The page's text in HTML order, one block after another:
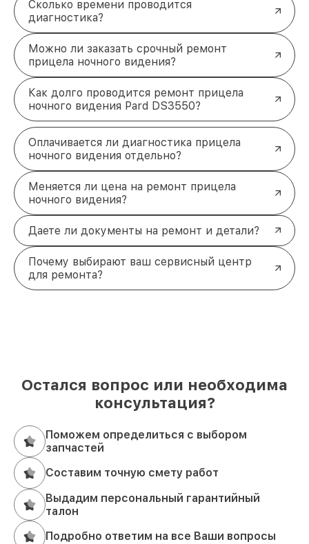
Сколько времени проводится
диагностика?
Можно ли заказать срочный ремонт
прицела ночного видения?
Как долго проводится ремонт прицела
ночного видения Pard DS3550?
Оплачивается ли диагностика прицела
ночного видения отдельно?
Меняется ли цена на ремонт прицела
ночного видения?
Даете ли документы на ремонт и детали?
Почему выбирают ваш сервисный центр
для ремонта?
Остался вопрос или необходима
консультация?
Поможем определиться с выбором
запчастей
Составим точную смету работ
Выдадим персональный гарантийный
талон
Подробно ответим на все Ваши вопросы